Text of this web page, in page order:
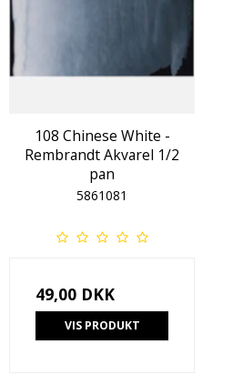
108 Chinese White -
Rembrandt Akvarel 1/2
pan
5861081
49,00 DKK
VIS PRODUKT